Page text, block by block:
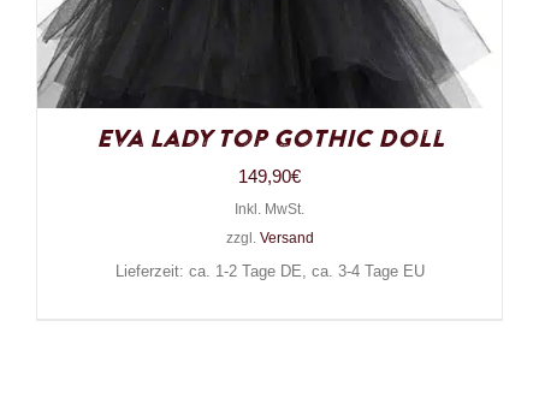
Eva Lady Top Gothic Doll
149,90€
Inkl. MwSt.
zzgl. Versand
Lieferzeit: ca. 1-2 Tage DE, ca. 3-4 Tage EU